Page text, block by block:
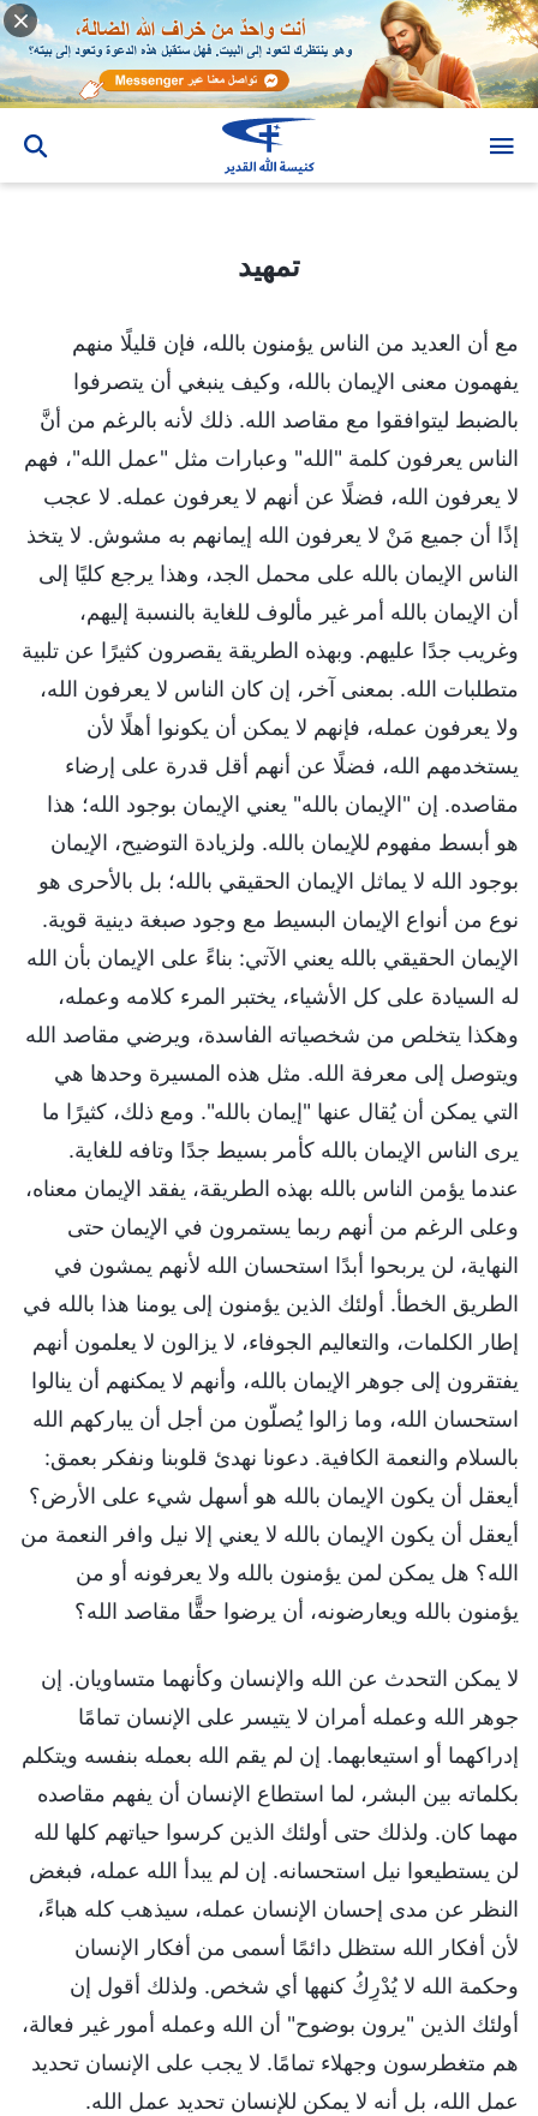
تمهيد
مع أن العديد من الناس يؤمنون بالله، فإن قليلًا منهم
يفهمون معنى الإيمان بالله، وكيف ينبغي أن يتصرفوا
بالضبط ليتوافقوا مع مقاصد الله. ذلك لأنه بالرغم من أنَّ
الناس يعرفون كلمة "الله" وعبارات مثل "عمل الله"، فهم
لا يعرفون الله، فضلًا عن أنهم لا يعرفون عمله. لا عجب
إذًا أن جميع مَنْ لا يعرفون الله إيمانهم به مشوش. لا يتخذ
الناس الإيمان بالله على محمل الجد، وهذا يرجع كليًا إلى
أن الإيمان بالله أمر غير مألوف للغاية بالنسبة إليهم،
وغريب جدًا عليهم. وبهذه الطريقة يقصرون كثيرًا عن تلبية
متطلبات الله. بمعنى آخر، إن كان الناس لا يعرفون الله،
ولا يعرفون عمله، فإنهم لا يمكن أن يكونوا أهلًا لأن
يستخدمهم الله، فضلًا عن أنهم أقل قدرة على إرضاء
مقاصده. إن "الإيمان بالله" يعني الإيمان بوجود الله؛ هذا
هو أبسط مفهوم للإيمان بالله. ولزيادة التوضيح، الإيمان
بوجود الله لا يماثل الإيمان الحقيقي بالله؛ بل بالأحرى هو
نوع من أنواع الإيمان البسيط مع وجود صبغة دينية قوية.
الإيمان الحقيقي بالله يعني الآتي: بناءً على الإيمان بأن الله
له السيادة على كل الأشياء، يختبر المرء كلامه وعمله،
وهكذا يتخلص من شخصياته الفاسدة، ويرضي مقاصد الله
ويتوصل إلى معرفة الله. مثل هذه المسيرة وحدها هي
التي يمكن أن يُقال عنها "إيمان بالله". ومع ذلك، كثيرًا ما
يرى الناس الإيمان بالله كأمر بسيط جدًا وتافه للغاية.
عندما يؤمن الناس بالله بهذه الطريقة، يفقد الإيمان معناه،
وعلى الرغم من أنهم ربما يستمرون في الإيمان حتى
النهاية، لن يربحوا أبدًا استحسان الله لأنهم يمشون في
الطريق الخطأ. أولئك الذين يؤمنون إلى يومنا هذا بالله في
إطار الكلمات، والتعاليم الجوفاء، لا يزالون لا يعلمون أنهم
يفتقرون إلى جوهر الإيمان بالله، وأنهم لا يمكنهم أن ينالوا
استحسان الله، وما زالوا يُصلّون من أجل أن يباركهم الله
بالسلام والنعمة الكافية. دعونا نهدئ قلوبنا ونفكر بعمق:
أيعقل أن يكون الإيمان بالله هو أسهل شيء على الأرض؟
أيعقل أن يكون الإيمان بالله لا يعني إلا نيل وافر النعمة من
الله؟ هل يمكن لمن يؤمنون بالله ولا يعرفونه أو من
يؤمنون بالله ويعارضونه، أن يرضوا حقًّا مقاصد الله؟
لا يمكن التحدث عن الله والإنسان وكأنهما متساويان. إن
جوهر الله وعمله أمران لا يتيسر على الإنسان تمامًا
إدراكهما أو استيعابهما. إن لم يقم الله بعمله بنفسه ويتكلم
بكلماته بين البشر، لما استطاع الإنسان أن يفهم مقاصده
مهما كان. ولذلك حتى أولئك الذين كرسوا حياتهم كلها لله
لن يستطيعوا نيل استحسانه. إن لم يبدأ الله عمله، فبغض
النظر عن مدى إحسان الإنسان عمله، سيذهب كله هباءً،
لأن أفكار الله ستظل دائمًا أسمى من أفكار الإنسان
وحكمة الله لا يُدْرِكُ كنهها أي شخص. ولذلك أقول إن
أولئك الذين "يرون بوضوح" أن الله وعمله أمور غير فعالة،
هم متغطرسون وجهلاء تمامًا. لا يجب على الإنسان تحديد
عمل الله، بل أنه لا يمكن للإنسان تحديد عمل الله.